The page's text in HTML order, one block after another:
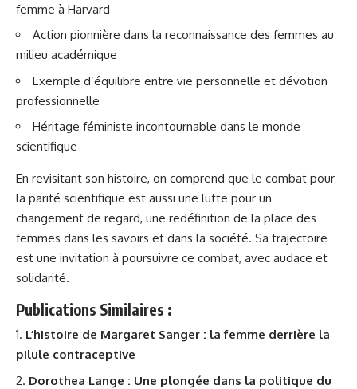
femme à Harvard
Action pionnière dans la reconnaissance des femmes au
milieu académique
Exemple d’équilibre entre vie personnelle et dévotion
professionnelle
Héritage féministe incontournable dans le monde
scientifique
En revisitant son histoire, on comprend que le combat pour
la parité scientifique est aussi une lutte pour un
changement de regard, une redéfinition de la place des
femmes dans les savoirs et dans la société. Sa trajectoire
est une invitation à poursuivre ce combat, avec audace et
solidarité.
Publications Similaires :
L’histoire de Margaret Sanger : la femme derrière la
pilule contraceptive
Dorothea Lange : Une plongée dans la politique du